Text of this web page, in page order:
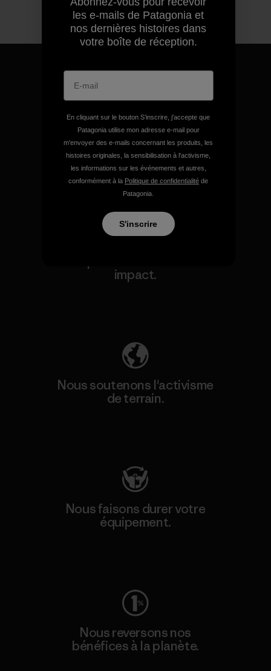
Nous garantissons tous les
produits que nous
fabriquons.
Voir la Garantie Ironclad
impact.
Nous soutenons l'activisme
de terrain.
Nous faisons durer votre
équipement.
Nous reversons nos
bénéfices à la planète.
les e-mails de Patagonia et
nos dernières histoires dans
votre boîte de réception.
En cliquant sur le bouton S’inscrire, j'accepte que
Patagonia utilise mon adresse e-mail pour
m'envoyer des e-mails concernant les produits, les
histoires originales, la sensibilisation à l'activisme,
les informations sur les événements et autres,
conformément à la Politique de confidentialité de
Patagonia.
S'inscrire